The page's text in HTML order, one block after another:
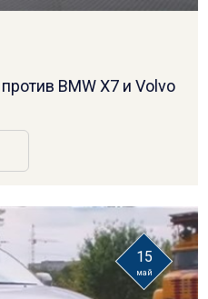
BMW X7 и Volvo
15
май